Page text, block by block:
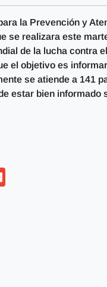
la Prevención y
se realizara este
de la lucha contra
el objetivo es
se atiende a 141
estar bien informado